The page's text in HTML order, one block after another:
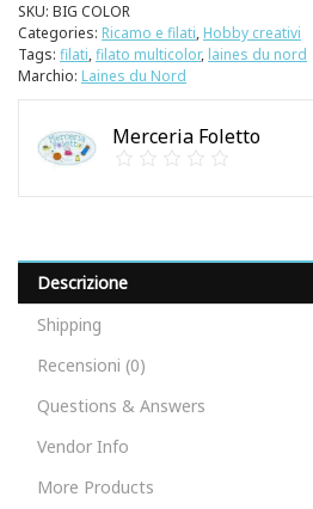
SKU: BIG COLOR
Categories: Ricamo e filati, Hobby creativi
Tags: filati,filato multicolor, laines du nord
Marchio: Laines du Nord
Merceria Foletto
Descrizione
Shipping
Recensioni (0)
Questions & Answers
Vendor Info
More Products